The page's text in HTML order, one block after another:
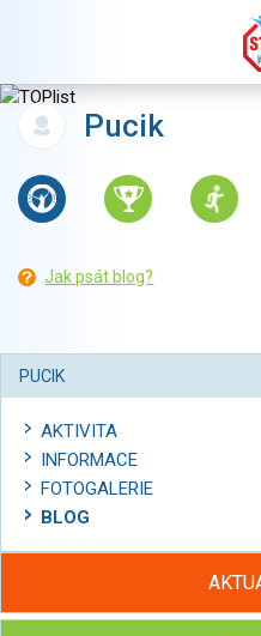
Pucik
Jak psát blog?
PUCIK
AKTIVITA
INFORMACE
FOTOGALERIE
BLOG